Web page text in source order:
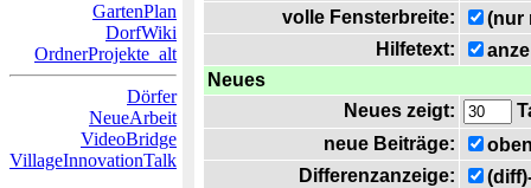
GartenPlan
DorfWiki
OrdnerProjekte_alt
Dörfer
NeueArbeit
VideoBridge
VillageInnovationTalk
volle Fensterbreite:
(nur
Hilfetext:
Neues
Neues zeigt:
neue Beiträge:
Differenzanzeige: